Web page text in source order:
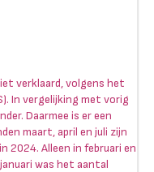
verklaard, volgens het
In vergelijking met vorig
Daarmee is er een
maart, april en juli zijn
2024. Alleen in februari en
was het aantal